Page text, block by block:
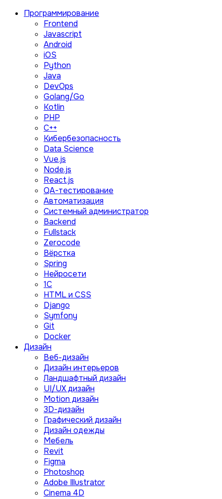
Программирование
Frontend
Javascript
Android
iOS
Python
Java
DevOps
Golang/Go
Kotlin
PHP
C++
Кибербезопасность
Data Science
Vue.js
Node.js
React.js
QA-тестирование
Автоматизация
Системный администратор
Backend
Fullstack
Zerocode
Вёрстка
Spring
Нейросети
1C
HTML и CSS
Django
Symfony
Git
Docker
Дизайн
Веб-дизайн
Дизайн интерьеров
Ландшафтный дизайн
UI/UX дизайн
Motion дизайн
3D-дизайн
Графический дизайн
Дизайн одежды
Мебель
Revit
Figma
Photoshop
Adobe Illustrator
Сinema 4D